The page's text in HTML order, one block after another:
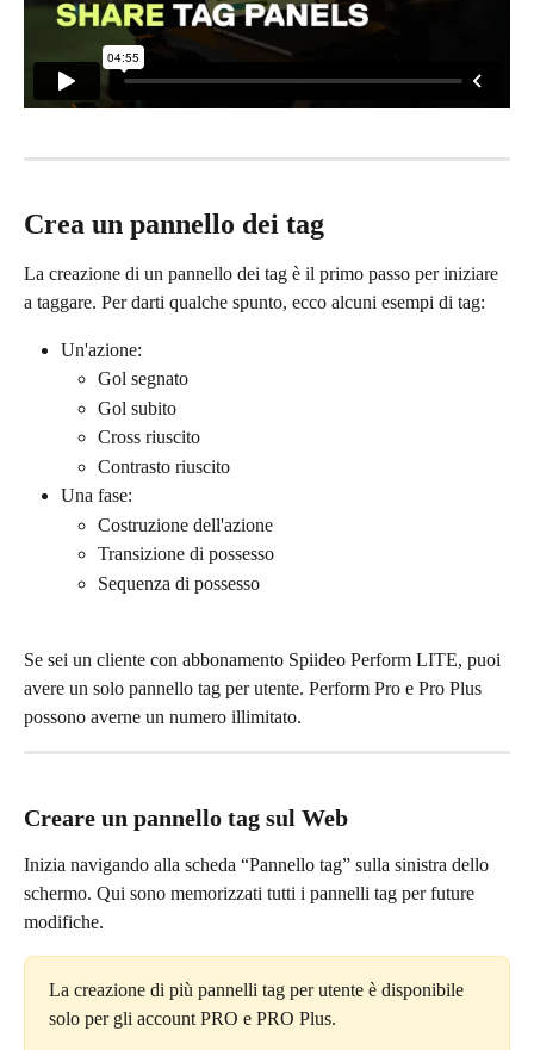
Crea un pannello dei tag
La creazione di un pannello dei tag è il primo passo per iniziare
a taggare. Per darti qualche spunto, ecco alcuni esempi di tag:
Un'azione:
Gol segnato
Gol subito
Cross riuscito
Contrasto riuscito
Una fase:
Costruzione dell'azione
Transizione di possesso
Sequenza di possesso
Se sei un cliente con abbonamento Spiideo Perform LITE, puoi
avere un solo pannello tag per utente. Perform Pro e Pro Plus
possono averne un numero illimitato.
Creare un pannello tag sul Web
Inizia navigando alla scheda “Pannello tag” sulla sinistra dello
schermo. Qui sono memorizzati tutti i pannelli tag per future
modifiche.
La creazione di più pannelli tag per utente è disponibile
solo per gli account PRO e PRO Plus.